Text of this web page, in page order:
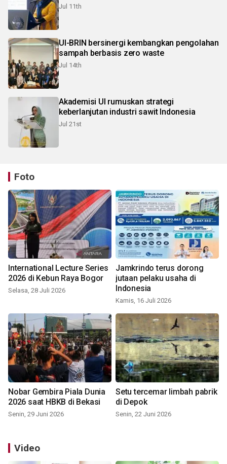
Jul 11th
UI-BRIN bersinergi kembangkan pengolahan
sampah berbasis zero waste
Jul 14th
Akademisi UI rumuskan strategi
keberlanjutan industri sawit Indonesia
Jul 21st
Foto
International Lecture Series
2026 di Kebun Raya Bogor
Selasa, 28 Juli 2026
Jamkrindo terus dorong
jutaan pelaku usaha di
Indonesia
Kamis, 16 Juli 2026
Nobar Gembira Piala Dunia
2026 saat HBKB di Bekasi
Senin, 29 Juni 2026
Setu tercemar limbah pabrik
di Depok
Senin, 22 Juni 2026
Video